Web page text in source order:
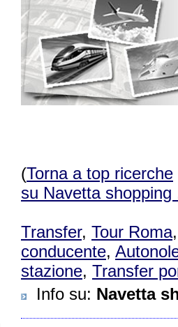
(Torna a top ricerche
su Navetta shopping
Transfer, Tour Roma,
conducente,
stazione, Transfer
Info su: Navetta